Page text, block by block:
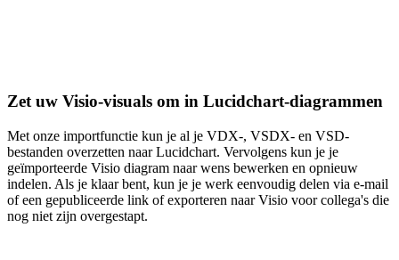
Zet uw Visio-visuals om in Lucidchart-diagrammen
Met onze importfunctie kun je al je VDX-, VSDX- en VSD-
bestanden overzetten naar Lucidchart. Vervolgens kun je je
geïmporteerde Visio diagram naar wens bewerken en opnieuw
indelen. Als je klaar bent, kun je je werk eenvoudig delen via e-mail
of een gepubliceerde link of exporteren naar Visio voor collega's die
nog niet zijn overgestapt.